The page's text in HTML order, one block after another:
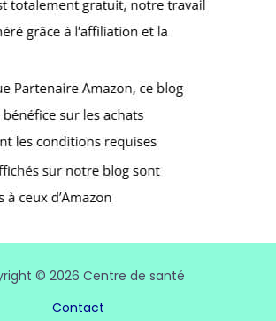
© 2026 Centre de santé
Contact